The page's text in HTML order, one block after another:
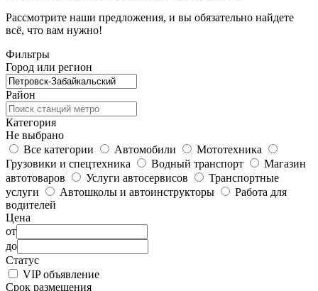
Рассмотрите наши предложения, и вы обязательно найдете
всё, что вам нужно!
Фильтры
Город или регион
Район
Категория
Не выбрано
Все категории
Автомобили
Мототехника
Грузовики и спецтехника
Водный транспорт
Магазин
автотоваров
Услуги автосервисов
Транспортные
услуги
Автошколы и автоинструкторы
Работа для
водителей
Цена
от
до
Статус
VIP объявление
Срок размещения